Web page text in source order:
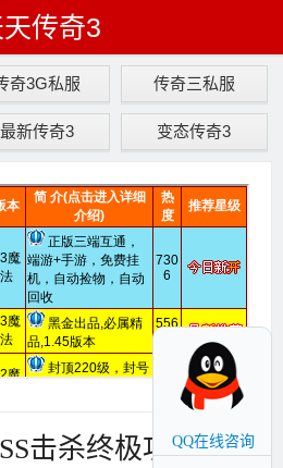
传奇3
奇3G私服 传奇三私服
最新传奇3 变态传奇3
击杀终极攻略QQ在线咨询